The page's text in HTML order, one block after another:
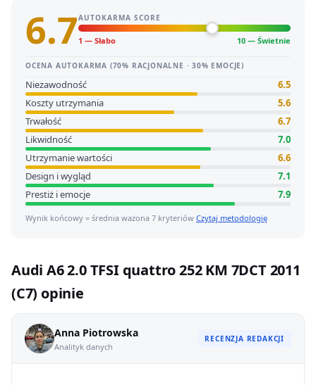
6.7AUTOKARMA SCORE
1 — Słabo 10 — Świetnie
OCENA AUTOKARMA (70% RACJONALNE · 30% EMOCJE)
Niezawodność
6.5
Koszty utrzymania
5.6
Trwałość
6.7
Likwidność
7.0
Utrzymanie wartości
6.6
Design i wygląd
7.1
Prestiż i emocje
7.9
Wynik końcowy = średnia ważona 7 kryteriów Czytaj metodologię
Audi A6 2.0 TFSI quattro 252 KM 7DCT 2011
(C7) opinie
Anna Piotrowska
Analityk danych
RECENZJA REDAKCJI